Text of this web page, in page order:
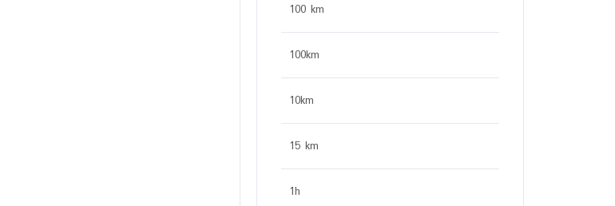
100 km
100km
10km
15 km
1h